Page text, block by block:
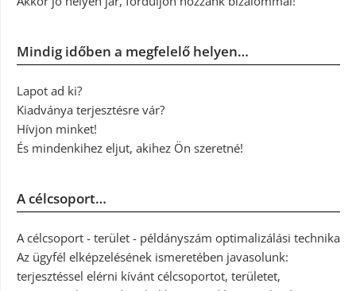
Mindig időben a megfelelő helyen…
Lapot ad ki?
Kiadványa terjesztésre vár?
Hívjon minket!
És mindenkihez eljut, akihez Ön szeretné!
A célcsoport…
A célcsoport - terület - példányszám optimalizálási technika
Az ügyfél elképzelésének ismeretében javasolunk:
terjesztéssel elérni kívánt célcsoportot, területet,